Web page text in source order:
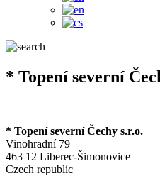
* Topení severní
* Topení severní Čechy s.r.o.
Vinohradní 79
463 12 Liberec-Šimonovice
Czech republic